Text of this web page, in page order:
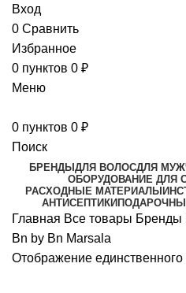
Вход
0 Сравнить
Избранное
0 пунктов 0 ₽
Меню
0 пунктов 0 ₽
Поиск
БРЕНДЫ ДЛЯ ВОЛОСДЛЯ
ОБОРУДОВАНИЕ ДЛЯ
РАСХОДНЫЕ МАТЕРИАЛЫ
АНТИСЕПТИКИ
Главная Все товары Бренды
Bn by Bn Marsala
Отображение единственного